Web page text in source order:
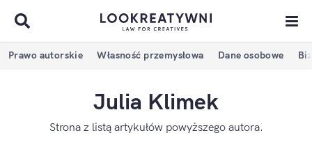
Prawo autorskie Własność przemysłowa Dane osobowe
Julia Klimek
Strona z listą artykułów powyższego autora.